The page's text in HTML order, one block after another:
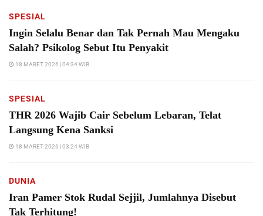
SPESIAL
Ingin Selalu Benar dan Tak Pernah Mau Mengaku
Salah? Psikolog Sebut Itu Penyakit
18 MARET 2026 | 04:34 WIB
SPESIAL
THR 2026 Wajib Cair Sebelum Lebaran, Telat
Langsung Kena Sanksi
18 MARET 2026 | 03:24 WIB
DUNIA
Iran Pamer Stok Rudal Sejjil, Jumlahnya Disebut
Tak Terhitung!